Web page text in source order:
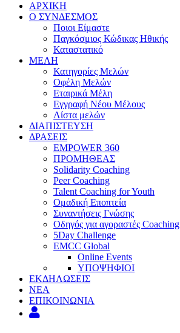
ΑΡΧΙΚΗ
Ο ΣΥΝΔΕΣΜΟΣ
Ποιοι Είμαστε
Παγκόσμιος Κώδικας Ηθικής
Καταστατικό
ΜΕΛΗ
Κατηγορίες Μελών
Οφέλη Μελών
Εταιρικά Μέλη
Εγγραφή Νέου Μέλους
Λίστα μελών
ΔΙΑΠΙΣΤΕΥΣΗ
ΔΡΑΣΕΙΣ
EMPOWER 360
ΠΡΟΜΗΘΕΑΣ
Solidarity Coaching
Peer Coaching
Talent Coaching for Youth
Ομαδική Εποπτεία
Συναντήσεις Γνώσης
Οδηγός για αγοραστές Coaching
5Day Challenge
EMCC Global
Online Events
ΥΠΟΨΗΦΙΟΙ
ΕΚΔΗΛΩΣΕΙΣ
ΝΕΑ
ΕΠΙΚΟΙΝΩΝΙΑ